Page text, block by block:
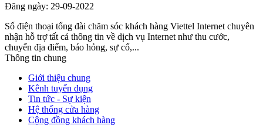
Đăng ngày: 29-09-2022
Số điện thoại tổng đài chăm sóc khách hàng Viettel Internet chuyên
nhận hỗ trợ tất cả thông tin về dịch vụ Internet như thu cước,
chuyển địa điểm, báo hỏng, sự cố,...
Thông tin chung
Giới thiệu chung
Kênh tuyển dụng
Tin tức - Sự kiện
Hệ thống cửa hàng
Cộng đồng khách hàng